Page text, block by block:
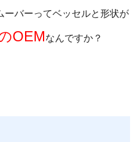
ーバーってベッセルと形状が
OEMなんですか？